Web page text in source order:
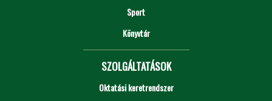
Sport
Könyvtár
SZOLGÁLTATÁSOK
Oktatási keretrendszer